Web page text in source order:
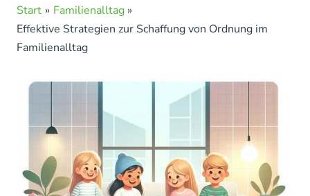
Start
Familienalltag
Effektive Strategien zur Schaffung von Ordnung im
Familienalltag